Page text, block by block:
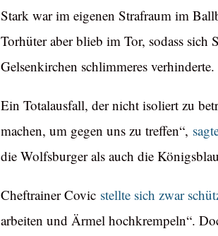
Stark war im eigenen Strafraum im
Torhüter aber blieb im Tor, sodass
Gelsenkirchen schlimmeres verhinderte.
Ein Totalausfall, der nicht isoliert zu
machen, um gegen uns zu treffen“,
die Wolfsburger als auch die
Cheftrainer Covic stellte sich zwar
arbeiten und Ärmel hochkrempeln“.